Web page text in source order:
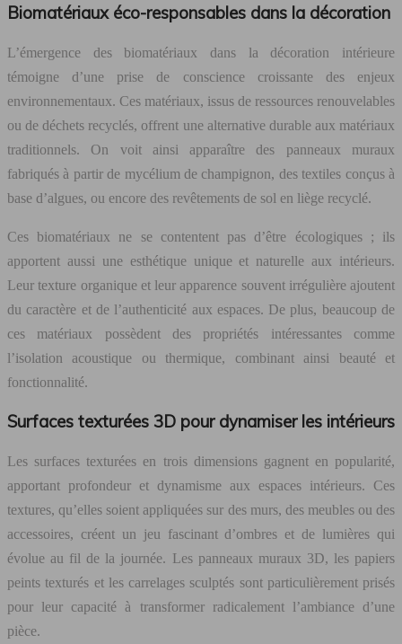
Biomatériaux éco-responsables dans la décoration
L’émergence des biomatériaux dans la décoration intérieure
témoigne d’une prise de conscience croissante des enjeux
environnementaux. Ces matériaux, issus de ressources renouvelables
ou de déchets recyclés, offrent une alternative durable aux matériaux
traditionnels. On voit ainsi apparaître des panneaux muraux
fabriqués à partir de mycélium de champignon, des textiles conçus à
base d’algues, ou encore des revêtements de sol en liège recyclé.
Ces biomatériaux ne se contentent pas d’être écologiques ; ils
apportent aussi une esthétique unique et naturelle aux intérieurs.
Leur texture organique et leur apparence souvent irrégulière ajoutent
du caractère et de l’authenticité aux espaces. De plus, beaucoup de
ces matériaux possèdent des propriétés intéressantes comme
l’isolation acoustique ou thermique, combinant ainsi beauté et
fonctionnalité.
Surfaces texturées 3D pour dynamiser les intérieurs
Les surfaces texturées en trois dimensions gagnent en popularité,
apportant profondeur et dynamisme aux espaces intérieurs. Ces
textures, qu’elles soient appliquées sur des murs, des meubles ou des
accessoires, créent un jeu fascinant d’ombres et de lumières qui
évolue au fil de la journée. Les panneaux muraux 3D, les papiers
peints texturés et les carrelages sculptés sont particulièrement prisés
pour leur capacité à transformer radicalement l’ambiance d’une
pièce.